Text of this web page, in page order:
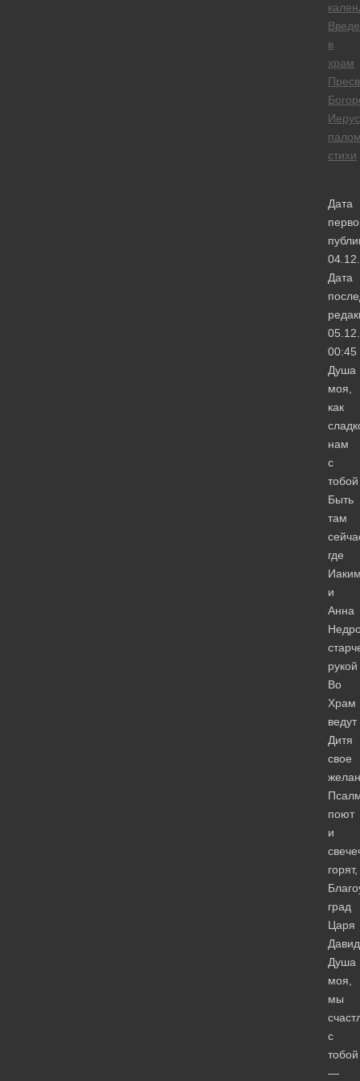
в
храм
стихи
Дата
Дата
00:45
Душа
моя,
как
нам
с
тобой
Быть
там
где
и
Анна
рукой
Во
Храм
ведут
Дитя
свое
поют
и
горят,
град
Царя
Душа
моя,
мы
с
тобой
—